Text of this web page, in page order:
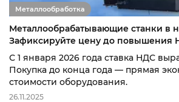
Металлообработка
Металлообрабатывающие станки в
Зафиксируйте цену до повышения
С 1 января 2026 года ставка НДС
Покупка до конца года — прямая
стоимости оборудования.
26.11.2025